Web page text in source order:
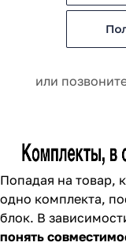
или
Попадая на товар,
одно комплекта,
блок. В
понять